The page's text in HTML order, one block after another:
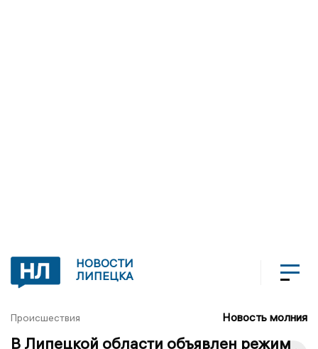
НОВОСТИ
ЛИПЕЦКА
Происшествия Новость молния
В Липецкой области объявлен режим